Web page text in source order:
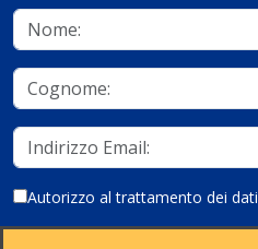
Autorizzo al trattamento dei dati